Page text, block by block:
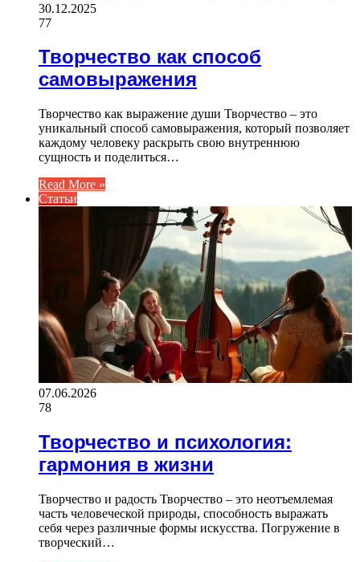
30.12.2025
77
Творчество как способ
самовыражения
Творчество как выражение души Творчество – это
уникальный способ самовыражения, который позволяет
каждому человеку раскрыть свою внутреннюю
сущность и поделиться…
Read More »
Статьи
07.06.2026
78
Творчество и психология:
гармония в жизни
Творчество и радость Творчество – это неотъемлемая
часть человеческой природы, способность выражать
себя через различные формы искусства. Погружение в
творческий…